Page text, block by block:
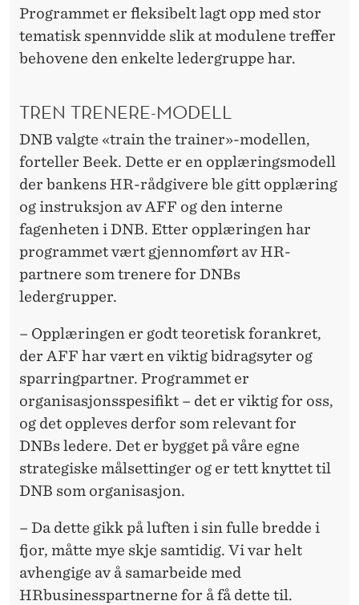
Programmet er fleksibelt lagt opp med stor
tematisk spennvidde slik at modulene treffer
behovene den enkelte ledergruppe har.
TREN TRENERE-MODELL
DNB valgte «train the trainer»-modellen,
forteller Beek. Dette er en opplæringsmodell
der bankens HR-rådgivere ble gitt opplæring
og instruksjon av AFF og den interne
fagenheten i DNB. Etter opplæringen har
programmet vært gjennomført av HR-
partnere som trenere for DNBs
ledergrupper.
– Opplæringen er godt teoretisk forankret,
der AFF har vært en viktig bidragsyter og
sparringpartner. Programmet er
organisasjonsspesifikt – det er viktig for oss,
og det oppleves derfor som relevant for
DNBs ledere. Det er bygget på våre egne
strategiske målsettinger og er tett knyttet til
DNB som organisasjon.
– Da dette gikk på luften i sin fulle bredde i
fjor, måtte mye skje samtidig. Vi var helt
avhengige av å samarbeide med
HRbusinesspartnerne for å få dette til.